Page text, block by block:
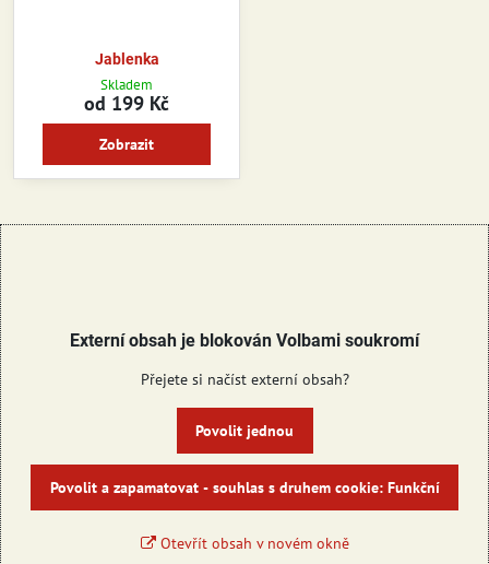
Jablenka
Skladem
od 199 Kč
Zobrazit
Externí obsah je blokován Volbami soukromí
Přejete si načíst externí obsah?
Povolit jednou
Povolit a zapamatovat - souhlas s druhem cookie: Funkční
Otevřít obsah v novém okně